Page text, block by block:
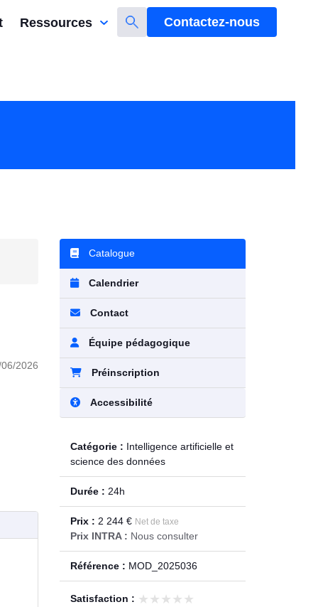
Ressources Contactez-nous
2026
Catalogue
Calendrier
Contact
Équipe pédagogique
Préinscription
Accessibilité
Catégorie : Intelligence artificielle et
science des données
Durée : 24h
Prix : 2 244 € Net de taxe
Prix INTRA : Nous consulter
Référence : MOD_2025036
Satisfaction : ★★★★★
★★★★★